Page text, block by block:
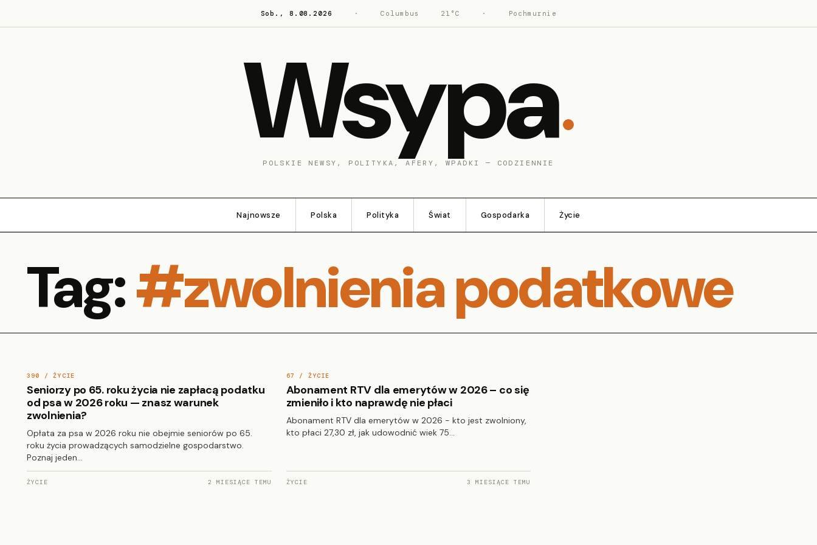
Sob., 8.08.2026 · Columbus 21°C · Pochmurnie
Wsypa
POLSKIE NEWSY, POLITYKA, AFERY, WPADKI — CODZIENNIE
Najnowsze Polska Polityka Świat Gospodarka Życie
Tag:#zwolnienia podatkowe
390 / ŻYCIE
Seniorzy po 65. roku życia nie zapłacą podatku
od psa w 2026 roku — znasz warunek
zwolnienia?
Opłata za psa w 2026 roku nie obejmie seniorów po 65.
roku życia prowadzących samodzielne gospodarstwo.
Poznaj jeden…
ŻYCIE 2 MIESIĄCE TEMU
67 / ŻYCIE
Abonament RTV dla emerytów w 2026 – co się
zmieniło i kto naprawdę nie płaci
Abonament RTV dla emerytów w 2026 - kto jest zwolniony,
kto płaci 27,30 zł, jak udowodnić wiek 75…
ŻYCIE 3 MIESIĄCE TEMU